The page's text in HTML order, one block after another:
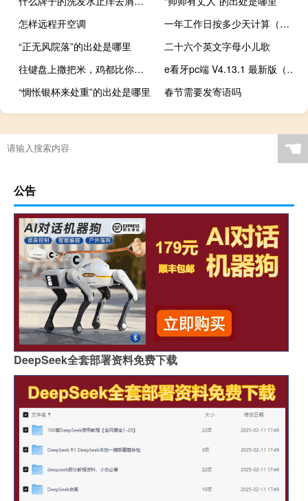
怎样远程开空调
一年工作日按多少天计算（一年工作日多少天）
“正无风院落”的出处是哪里
二十六个英文字母小儿歌
往键盘上撒把米，鸡都比你会什么梗
e看牙pc端 V4.13.1 最新版（e看牙pc端 V4.13.1 最新版功能简介）
“惆怅银杯来处重”的出处是哪里
春节需要发寄语吗
☚
公告
DeepSeek全套部署资料免费下载